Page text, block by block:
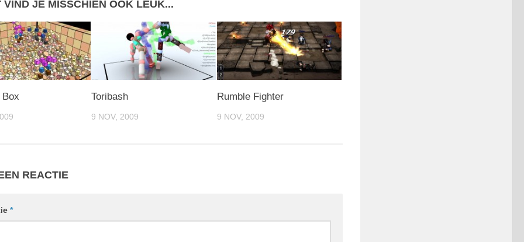
VIND JE MISSCHIEN OOK LEUK...
Box Toribash
9 NOV, 2009
Rumble Fighter
9 NOV, 2009
REACTIE
*